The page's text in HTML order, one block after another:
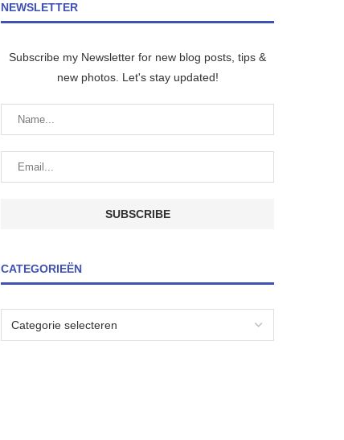
NEWSLETTER
Subscribe my Newsletter for new blog posts, tips &
new photos. Let's stay updated!
CATEGORIEËN